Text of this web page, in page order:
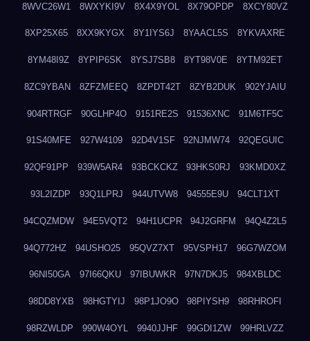
8WVC26W1 8WXYKI9V 8X4X9YOL 8X79OPDP 8XCY80VZ
8XP25X65 8XX9KYGX 8Y1IYS6J 8YAACL5S 8YKVAXRE
8YM48I9Z 8YPIP6SK 8YSJ7SB8 8YT98V0E 8YTM92ET
8ZC9YBAN 8ZFZMEEQ 8ZPDT42T 8ZYB2DUK 902YJAIU
904RTRGF 90GLHP4O 9151RE2S 91536XNC 91M6TF5C
91S40MFE 927W4109 92D4V1SF 92NJMW74 92QEGUIC
92QF91PP 939W5AR4 93BCKCKZ 93HKS0RJ 93KMD0XZ
93L2IZDP 93Q1LPRJ 944UTVW8 94555E9U 94CLT1XT
94CQZMDW 94E5VQT2 94H1UCPR 94J2GRFM 94Q4Z2L5
94Q772HZ 94USHO25 95QVZ7XT 95VSPH17 96G7WZOM
96NI50GA 97I66QKU 97IBUWKR 97N7DKJ5 984XBLDC
98DD8YXB 98HGTYIJ 98P1JO9O 98PIYSH9 98RHROFI
98RZWLDP 990W4OYL 9940JJHF 99GDI1ZW 99HRLVZZ